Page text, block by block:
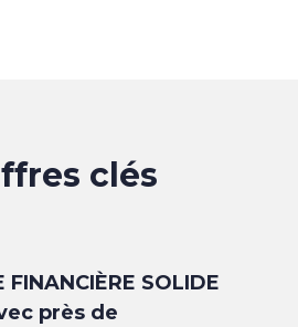
clés
FINANCIÈRE SOLIDE
près de